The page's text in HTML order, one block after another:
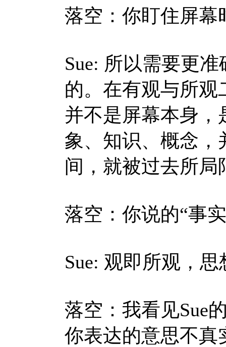
落空：你盯住屏幕
Sue: 所以需要更
的。在有观与所
并不是屏幕本身
象、知识、概念，
间，就被过去所局
落空：你说的“事
Sue: 观即所观，思
落空：我看见Sue
你表达的意思不真